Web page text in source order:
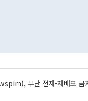
무단 전재-재배포 금